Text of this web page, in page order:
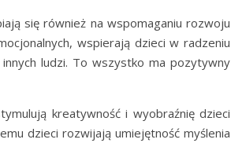
się również na wspomaganiu rozwoju
wspierają dzieci w radzeniu
ludzi. To wszystko ma pozytywny
kreatywność i wyobraźnię dzieci
dzieci rozwijają umiejętność myślenia